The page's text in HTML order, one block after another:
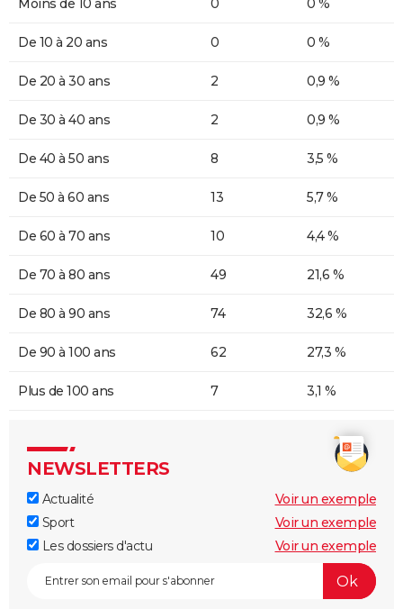
Moins de 10 ans 0 0 %
De 10 à 20 ans 0 0 %
De 20 à 30 ans 2 0,9 %
De 30 à 40 ans 2 0,9 %
De 40 à 50 ans 8 3,5 %
De 50 à 60 ans 13 5,7 %
De 60 à 70 ans 10 4,4 %
De 70 à 80 ans 49 21,6 %
De 80 à 90 ans 74 32,6 %
De 90 à 100 ans 62 27,3 %
Plus de 100 ans 7 3,1 %
NEWSLETTERS
Actualité
Voir un exemple
Sport
Voir un exemple
Les dossiers d'actu
Voir un exemple